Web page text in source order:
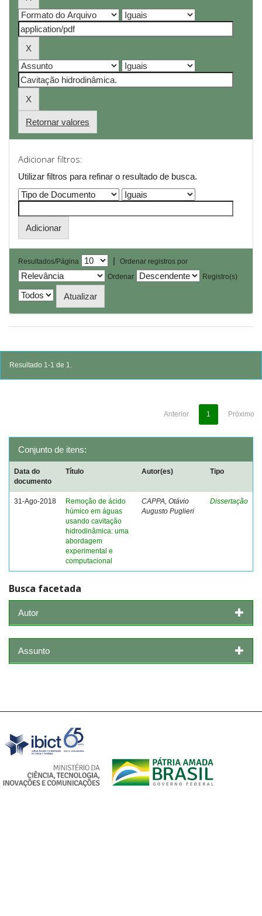
Retornar valores
Adicionar filtros:
Utilizar filtros para refinar o resultado de busca.
Resultados/Página |
Ordenar registros por
Ordenar
Registro(s)
Resultado 1-1 de 1.
Anterior 1 Próximo
Conjunto de itens:
Data do
documento
Título Autor(es) Tipo
31-Ago-2018
Remoção de ácido
húmico em águas
usando cavitação
hidrodinâmica: uma
abordagem
experimental e
computacional
CAPPA, Otávio
Augusto Puglieri
Dissertação
Busca facetada
Autor
Assunto